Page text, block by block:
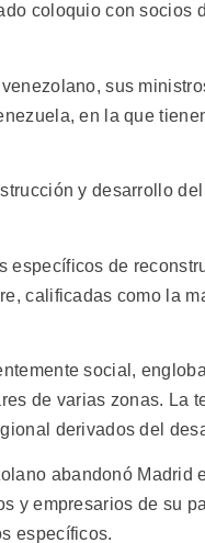
coloquio con socios
sus
en la que
y desarrollo
específicos de
calificadas como la
social,
de varias zonas. La
derivados del
abandonó
y empresarios de su
específicos.